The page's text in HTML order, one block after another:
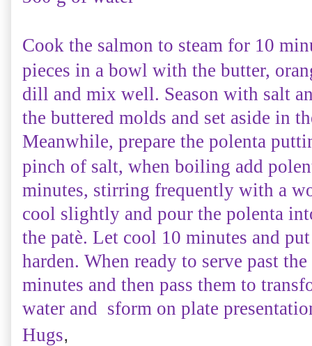
Cook the salmon to steam for 10
pieces in a bowl with the butter,
dill and mix well. Season with salt
the buttered molds and set aside in
Meanwhile, prepare the polenta
pinch of salt, when boiling add
minutes, stirring frequently with a
cool slightly and pour the polenta
the patè. Let cool 10 minutes and put
harden. When ready to serve past the
minutes and then pass them to
water and sform on plate
Hugs,